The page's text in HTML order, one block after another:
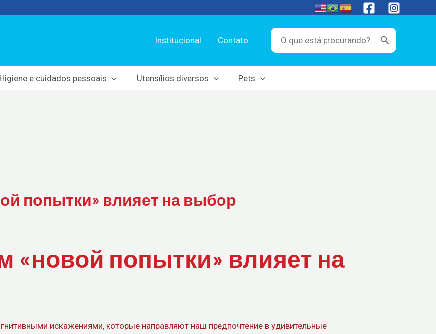
Institucional Contato
for:
Higiene e cuidados pessoais Utensílios diversos Pets
попытки» влияет на выбор
«новой попытки» влияет на
искажениями, которые направляют наш предпочтение в удивительные